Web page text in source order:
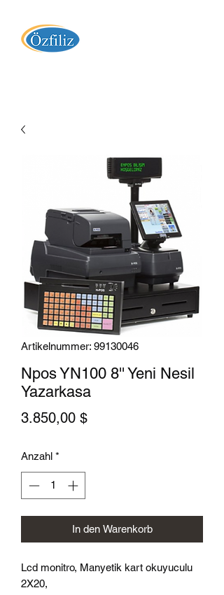
Artikelnummer: 99130046
Npos YN100 8'' Yeni Nesil
Yazarkasa
3.850,00 $Preis
Anzahl *
In den Warenkorb
Lcd monitro, Manyetik kart okuyuculu
2X20,